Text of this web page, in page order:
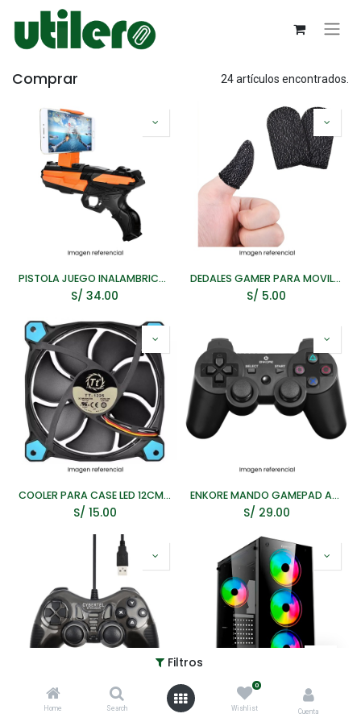
Filtros
Home Search
0
Wishlist Cuenta
Comprar 24 artículos encontrados.
PISTOLA JUEGO INALAMBRICO G20C
S/ 34.00
DEDALES GAMER PARA MOVIL WM-Z11
S/ 5.00
COOLER PARA CASE LED 12CM CB2069 GAMER
S/ 15.00
ENKORE MANDO GAMEPAD ADDICT ENK G300 USB ENKORE
S/ 29.00